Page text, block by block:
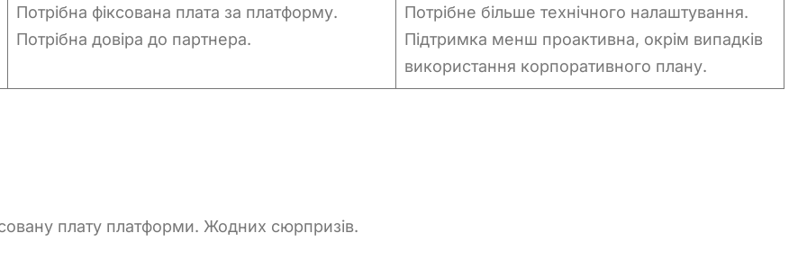
Потрібна фіксована плата за платформу.
Потрібна довіра до партнера.
Потрібне більше технічного налаштування.
Підтримка менш проактивна, окрім випадків
використання корпоративного плану.
плату платформи. Жодних сюрпризів.
Gujarati